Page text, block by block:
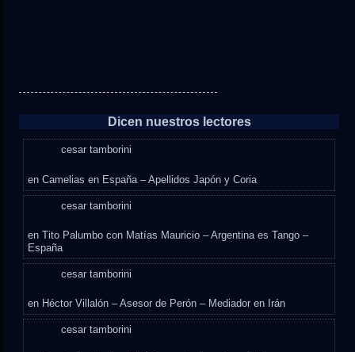
Dicen nuestros lectores
cesar tamborini
enCamelias en España – Apellidos Japón y Coria
cesar tamborini
enTito Palumbo con Matías Mauricio – Argentina es Tango –
España
cesar tamborini
en Héctor Villalón – Asesor de Perón – Mediador en Irán
cesar tamborini